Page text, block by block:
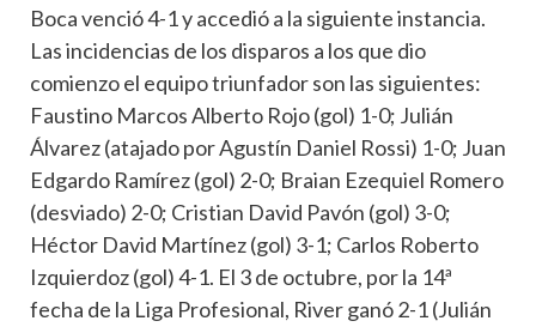
Boca venció 4-1 y accedió a la siguiente instancia.
Las incidencias de los disparos a los que dio
comienzo el equipo triunfador son las siguientes:
Faustino Marcos Alberto Rojo (gol) 1-0; Julián
Álvarez (atajado por Agustín Daniel Rossi) 1-0; Juan
Edgardo Ramírez (gol) 2-0; Braian Ezequiel Romero
(desviado) 2-0; Cristian David Pavón (gol) 3-0;
Héctor David Martínez (gol) 3-1; Carlos Roberto
Izquierdoz (gol) 4-1. El 3 de octubre, por la 14ª
fecha de la Liga Profesional, River ganó 2-1 (Julián